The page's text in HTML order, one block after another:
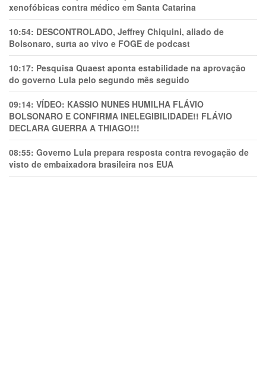
xenofóbicas contra médico em Santa Catarina
10:54: DESCONTROLADO, Jeffrey Chiquini, aliado de
Bolsonaro, surta ao vivo e FOGE de podcast
10:17: Pesquisa Quaest aponta estabilidade na aprovação
do governo Lula pelo segundo mês seguido
09:14: VÍDEO: KASSIO NUNES HUMlLHA FLÁVIO
BOLSONARO E CONFIRMA INELEGIBILIDADE!! FLÁVIO
DECLARA GUERRA A THIAGO!!!
08:55: Governo Lula prepara resposta contra revogação de
visto de embaixadora brasileira nos EUA